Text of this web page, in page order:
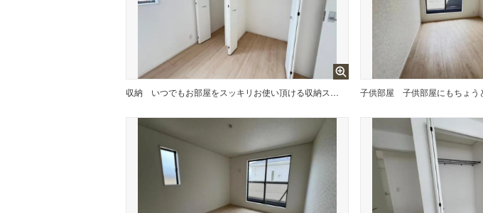
収納 いつでもお部屋をスッキリお使い頂ける収納スペースを設置。 子供部屋